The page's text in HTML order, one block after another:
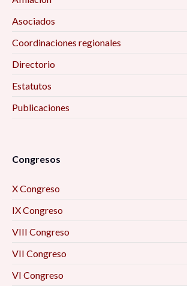
Asociados
Coordinaciones regionales
Directorio
Estatutos
Publicaciones
Congresos
X Congreso
IX Congreso
VIII Congreso
VII Congreso
VI Congreso